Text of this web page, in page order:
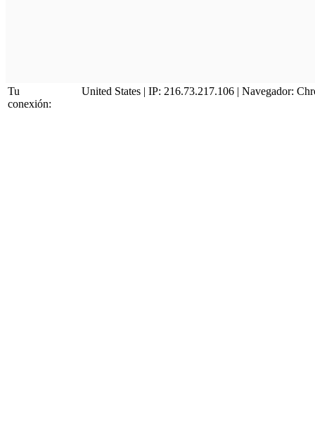
Tu
conexión:
United States | IP: 216.73.217.106 | Navegador: